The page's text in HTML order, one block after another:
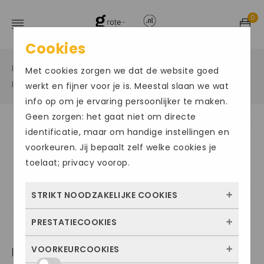
0
Home / Grote maten sportschoenen /
Hardloopschoenen /
Size Chart
MIZUNO WAVE RIDER TT 3
Cookies
Met cookies zorgen we dat de website goed
werkt en fijner voor je is. Meestal slaan we wat
info op om je ervaring persoonlijker te maken.
Geen zorgen: het gaat niet om directe
identificatie, maar om handige instellingen en
voorkeuren. Jij bepaalt zelf welke cookies je
toelaat; privacy voorop.
STRIKT NOODZAKELIJKE COOKIES
Deze cookies zorgen ervoor dat de website
kunnen niet worden uitgezet. Meestal
PRESTATIECOOKIES
Met deze cookies zien we hoe vaak onze
VOORKEURCOOKIES